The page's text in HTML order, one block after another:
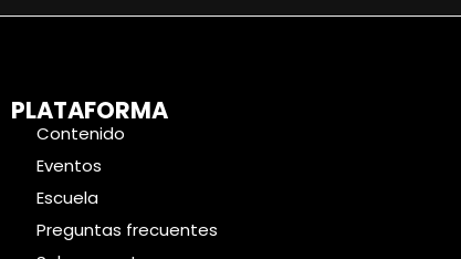
PLATAFORMA
Contenido
Eventos
Escuela
Preguntas frecuentes